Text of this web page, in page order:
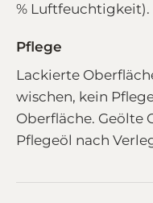
% Luftfeuchtigkeit).
Pflege
Lackierte
wischen, kein
Oberfläche. Geölte
Pflegeöl nach